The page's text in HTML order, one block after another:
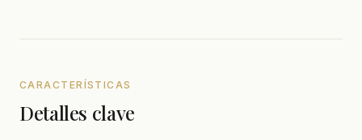
CARACTERÍSTICAS
Detalles clave